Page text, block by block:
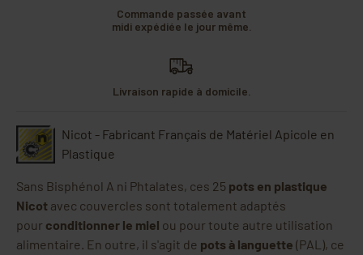
Commande passée avant
midi expédiée le jour même.
Livraison rapide à domicile.
Nicot - Fabricant Français de Matériel Apicole en
Plastique
Sans Bisphénol A ni Phtalates, ces 25 pots en plastique
Nicot avec couvercles sont totalement adaptés
pour conditionner le miel ou pour toute autre utilisation
alimentaire. En outre, il s'agit de pots à languette (PAL), ce